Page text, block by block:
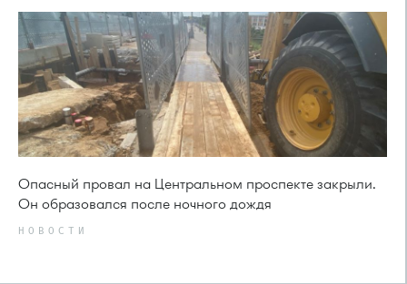
Опасный провал на Центральном проспекте закрыли.
Он образовался после ночного дождя
НОВОСТИ